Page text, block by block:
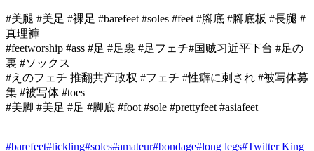
#美腿 #美足 #裸足 #barefeet #soles #feet #腳底 #腳底板 #長腿 #
真理褲
#feetworship #ass #足 #足裏 #足フェチ#国贼习近平下台 #足の
裏 #ソックス
#えのフェチ 推翻共产政权 #フェチ #性癖に刺され #被写体募
集 #被写体 #toes
#美脚 #美足 #足 #脚底 #foot #sole #prettyfeet #asiafeet
#barefeet#tickling#soles#amateur#bondage#long legs#Twitter King